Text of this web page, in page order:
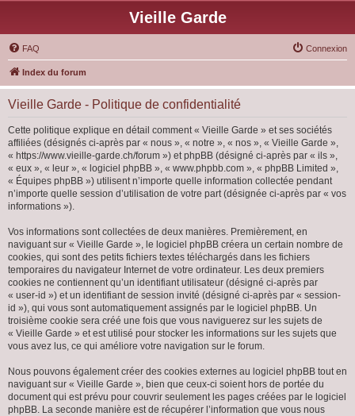
Vieille Garde
FAQ Connexion
Index du forum
Vieille Garde - Politique de confidentialité
Cette politique explique en détail comment « Vieille Garde » et ses sociétés
affiliées (désignés ci-après par « nous », « notre », « nos », « Vieille Garde »,
« https://www.vieille-garde.ch/forum ») et phpBB (désigné ci-après par « ils »,
« eux », « leur », « logiciel phpBB », « www.phpbb.com », « phpBB Limited »,
« Équipes phpBB ») utilisent n’importe quelle information collectée pendant
n’importe quelle session d’utilisation de votre part (désignée ci-après par « vos
informations »).
Vos informations sont collectées de deux manières. Premièrement, en
naviguant sur « Vieille Garde », le logiciel phpBB créera un certain nombre de
cookies, qui sont des petits fichiers textes téléchargés dans les fichiers
temporaires du navigateur Internet de votre ordinateur. Les deux premiers
cookies ne contiennent qu’un identifiant utilisateur (désigné ci-après par
« user-id ») et un identifiant de session invité (désigné ci-après par « session-
id »), qui vous sont automatiquement assignés par le logiciel phpBB. Un
troisième cookie sera créé une fois que vous naviguerez sur les sujets de
« Vieille Garde » et est utilisé pour stocker les informations sur les sujets que
vous avez lus, ce qui améliore votre navigation sur le forum.
Nous pouvons également créer des cookies externes au logiciel phpBB tout en
naviguant sur « Vieille Garde », bien que ceux-ci soient hors de portée du
document qui est prévu pour couvrir seulement les pages créées par le logiciel
phpBB. La seconde manière est de récupérer l’information que vous nous